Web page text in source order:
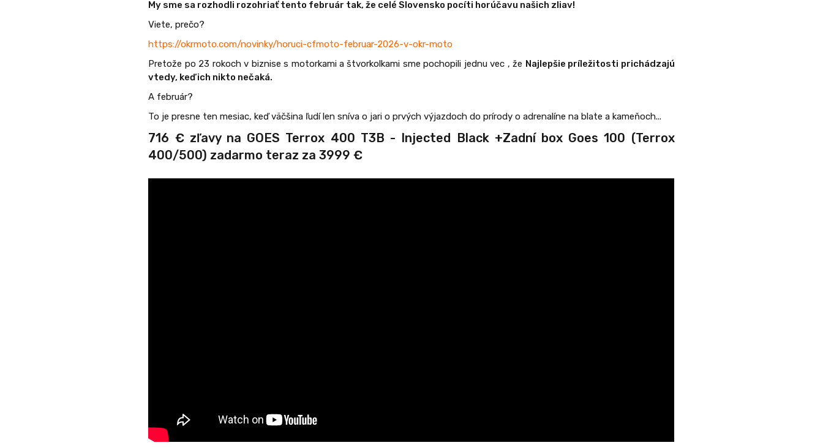
My sme sa rozhodli rozohriať tento február tak, že celé Slovensko pocíti horúčavu našich zliav!
Viete, prečo?
https://okrmoto.com/novinky/horuci-cfmoto-februar-2026-v-okr-moto
Pretože po 23 rokoch v biznise s motorkami a štvorkolkami sme pochopili jednu vec , že Najlepšie príležitosti prichádzajú
vtedy, keď ich nikto nečaká.
A február?
To je presne ten mesiac, keď väčšina ľudí len sníva o jari o prvých výjazdoch do prírody o adrenalíne na blate a kameňoch...
716 € zľavy na GOES Terrox 400 T3B - Injected Black +Zadní box Goes 100 (Terrox
400/500) zadarmo teraz za 3999€